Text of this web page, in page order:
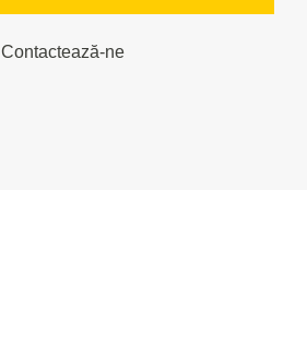
Contactează-ne